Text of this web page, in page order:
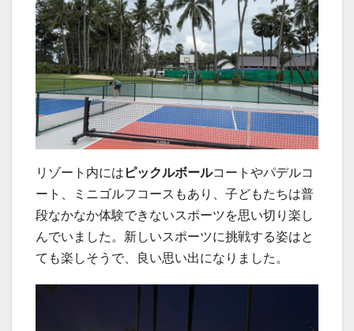
リゾート内には ピックルボールコートやパデルコ
ート、ミニゴルフコースもあり、子どもたちは普
段なかなか体験できないスポーツを思い切り楽し
んでいました。新しいスポーツに挑戦する姿はと
ても楽しそうで、良い思い出になりました。